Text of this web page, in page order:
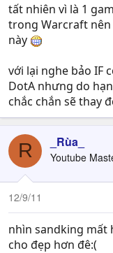
tất nhiên vì là 1
trong Warcraft nên
này
với lại nghe bảo IF
DotA nhưng do
chắc chắn sẽ thay
R _Rùa_
Youtube
12/9/11
nhìn sandking mất
cho đẹp hơn đê:(